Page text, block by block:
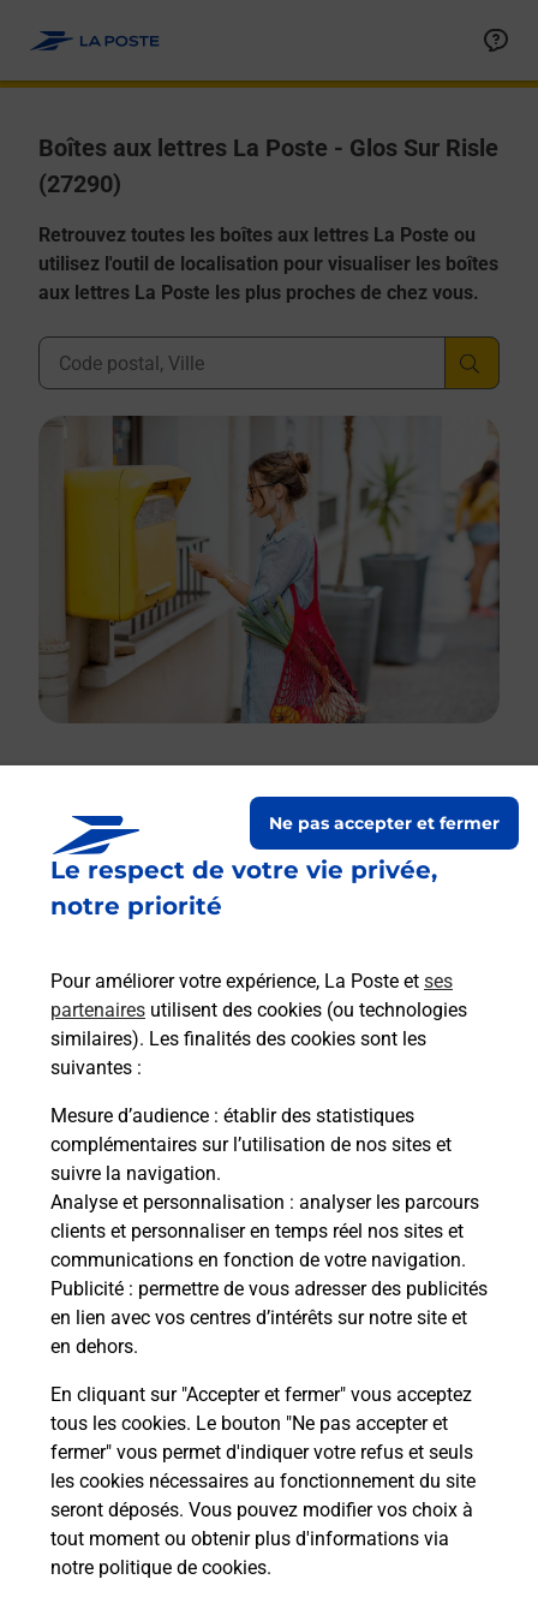
Le respect de votre vie privée,
notre priorité
Pour améliorer votre expérience, La Poste et ses
partenaires utilisent des cookies (ou technologies
similaires). Les finalités des cookies sont les
suivantes :
Mesure d’audience : établir des statistiques
complémentaires sur l’utilisation de nos sites et
suivre la navigation.
Analyse et personnalisation : analyser les parcours
clients et personnaliser en temps réel nos sites et
communications en fonction de votre navigation.
Publicité : permettre de vous adresser des publicités
en lien avec vos centres d’intérêts sur notre site et
en dehors.
En cliquant sur "Accepter et fermer" vous acceptez
tous les cookies. Le bouton "Ne pas accepter et
fermer" vous permet d'indiquer votre refus et seuls
les cookies nécessaires au fonctionnement du site
seront déposés. Vous pouvez modifier vos choix à
tout moment ou obtenir plus d'informations via
notre politique de cookies.
Ne pas accepter et fermer
Boîtes aux lettres La Poste - Glos Sur Risle
(27290)
Retrouvez toutes les boîtes aux lettres La Poste ou
utilisez l'outil de localisation pour visualiser les boîtes
aux lettres La Poste les plus proches de chez vous.
Ville, Département, Code Postal
Boîte aux lettres La Poste
Prochaine collecte du courrier vendredi
08h30
27290 Glos Sur Risle
Le lien s'ouvre dans un nouvel onglet
Boîte aux Lettres La Poste
Prochaine collecte du courriervendredià
09h00
3 Rue De La Gare
27290 Glos Sur Risle
Le lien s'ouvre dans un nouvel onglet
Localiser Liste Boîtes aux lettres Eure Glos Sur Risle